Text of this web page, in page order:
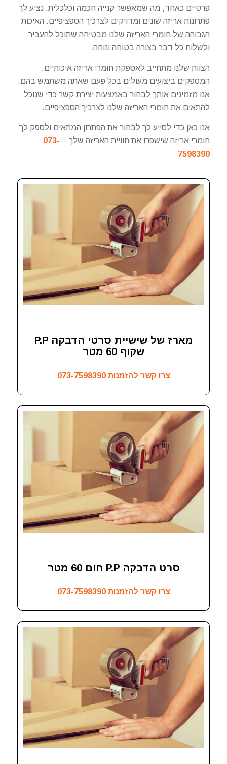
פרטיים כאחד, מה שמאפשר קנייה חכמה וכלכלית. נציע לך
פתרונות אריזה שונים ומדויקים לצרכיך הספציפיים. האיכות
הגבוהה של חומרי האריזה שלנו מבטיחה שתוכל להעביר
ולשלוח כל דבר בצורה בטוחה ונוחה.
הצוות שלנו מתחייב לאספקת חומרי אריזה איכותיים,
המספקים ביצועים מעולים בכל פעם שאתה משתמש בהם.
אנו מזמינים אותך לבחור באמצעות יצירת קשר כדי שנוכל
להתאים את חומרי האריזה שלנו לצרכיך הספציפיים.
אנו כאן כדי לסייע לך לבחור את הפתרון המתאים ולספק לך
חומרי אריזה שישפרו את חוויית האריזה שלך – 073-
7598390
מארז של שישיית סרטי הדבקה P.P
שקוף 60 מטר
צרו קשר להזמנות073-7598390
סרט הדבקה P.P חום 60 מטר
צרו קשר להזמנות073-7598390